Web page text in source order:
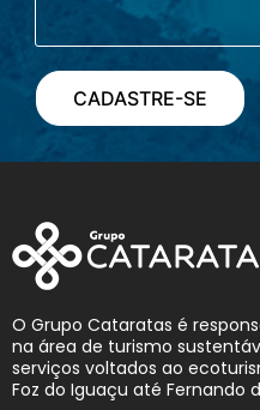
O Grupo Cataratas é
na área de turismo
serviços voltados ao
Foz do Iguaçu até Fernando